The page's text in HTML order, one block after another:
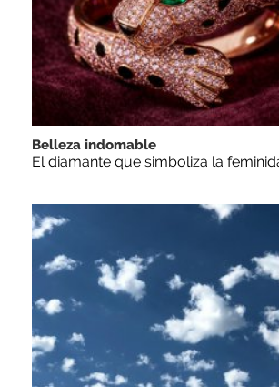
Belleza indomable
El diamante que simboliza la